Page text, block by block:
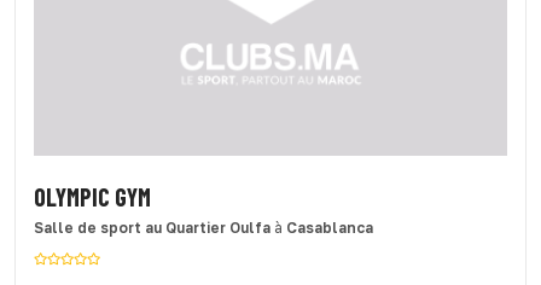
OLYMPIC GYM
Salle de sport au Quartier Oulfa à Casablanca